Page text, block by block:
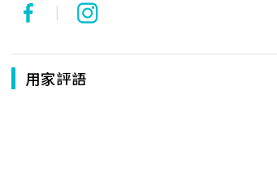
|
用家評語